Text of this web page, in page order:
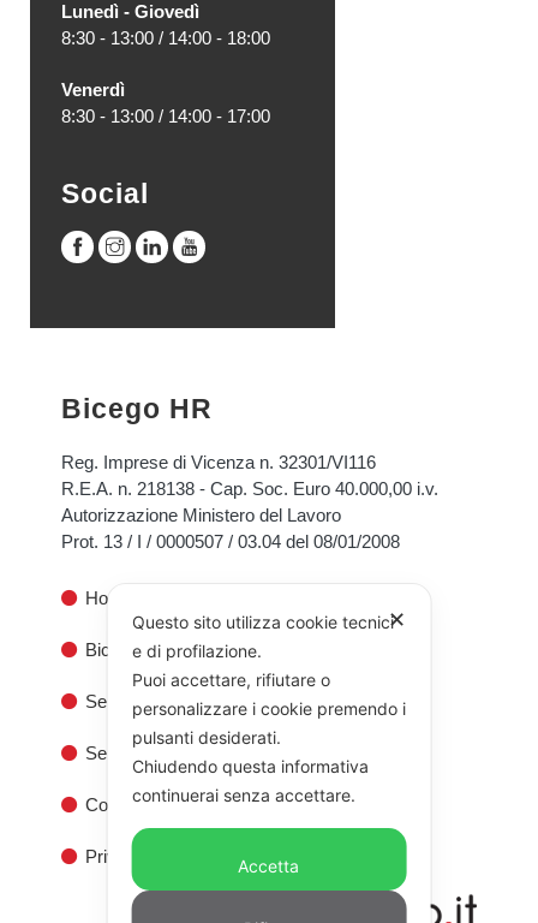
Lunedì - Giovedì
8:30 - 13:00 / 14:00 - 18:00
Venerdì
8:30 - 13:00 / 14:00 - 17:00
Social
Bicego HR
Reg. Imprese di Vicenza n. 32301/VI116
R.E.A. n. 218138 - Cap. Soc. Euro 40.000,00 i.v.
Autorizzazione Ministero del Lavoro
Prot. 13 / I / 0000507 / 03.04 del 08/01/2008
Home
Bicego HR
Servizi alle Aziende
Servizi ai Privati
Contatti
Privacy
✕
Questo sito utilizza cookie tecnici
e di profilazione.
Puoi accettare, rifiutare o
personalizzare i cookie premendo i
pulsanti desiderati.
Chiudendo questa informativa
continuerai senza accettare.
Accetta